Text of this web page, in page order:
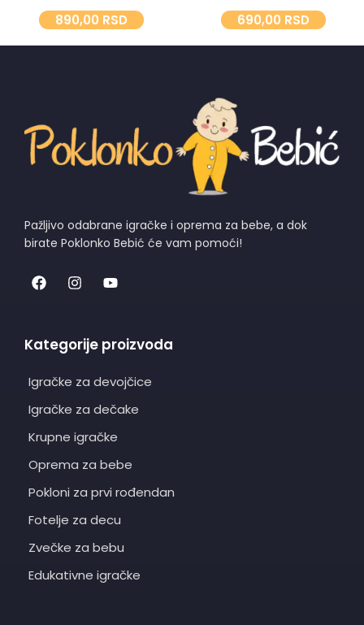
890,00 RSD
690,00 RSD
Pažljivo odabrane igračke i oprema za bebe, a dok
birate Poklonko Bebić će vam pomoći!
Kategorije proizvoda
Igračke za devojčice
Igračke za dečake
Krupne igračke
Oprema za bebe
Pokloni za prvi rođendan
Fotelje za decu
Zvečke za bebu
Edukativne igračke